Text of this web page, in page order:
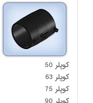
کوپلر 50
کوپلر 63
کوپلر 75